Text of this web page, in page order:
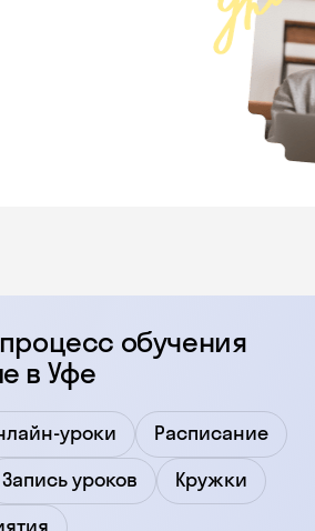
обучения
в Уфе
уроки
Расписание
Запись уроков
Кружки